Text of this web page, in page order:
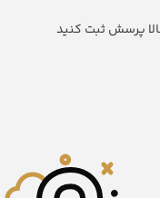
پرسش ثبت کنید